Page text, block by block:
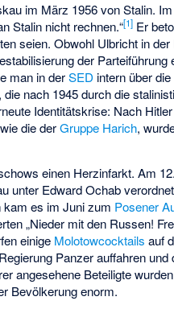
im März 1956 von Stalin. Im
Stalin nicht rechnen.“[1] Er
seien. Obwohl Ulbricht in der
der Parteiführung
man in derSED intern über die
, die nach 1945 durch die
Identitätskrise: Nach
die derGruppe Harich,
einen Herzinfarkt. Am
unter Edward Ochab
kam es im Juni zum Posener
„Nieder mit den Russen!
einige Molotowcocktails auf
Panzer auffahren und
angesehene Beteiligte
Bevölkerung enorm.